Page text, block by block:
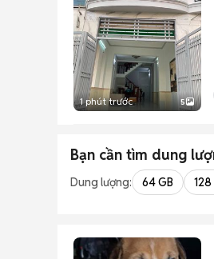
1 phút trước 5
Bạn cần tìm dung
Dung lượng: 64 GB 128